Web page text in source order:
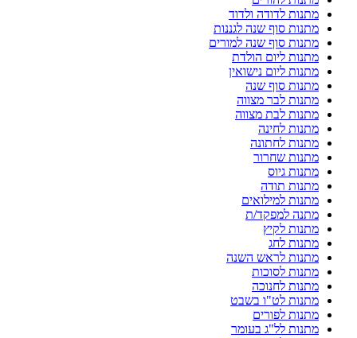
מתנות לדודה ולדוד
מתנות סוף שנה לגננות
מתנות סוף שנה למורים
מתנות ליום הולדת
מתנות ליום נישואין
מתנות סוף שנה
מתנות לבר מצווה
מתנות לבת מצווה
מתנות לחינה
מתנות לחתונה
מתנות שחרור
מתנות גיוס
מתנות תודה
מתנות למילואים
מתנה למפקד/ת
מתנות לקיץ
מתנות לחג
מתנות לראש השנה
מתנות לסוכות
מתנות לחנוכה
מתנות לט"ו בשבט
מתנות לפורים
מתנות לל"ג בעומר